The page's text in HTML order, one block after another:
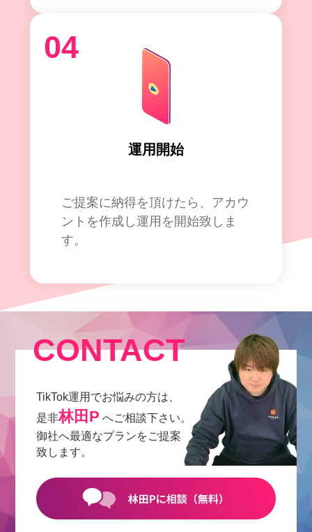
04
運用開始
ご提案に納得を頂けたら、アカウ
ントを作成し運用を開始致しま
す。
CONTACT
TikTok運用でお悩みの方は、
是非林田P へご相談下さい。
御社へ最適なプランをご提案
致します。